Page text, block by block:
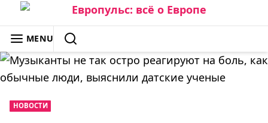
Skip
to
content
ЕВРОПУЛЬС: ВСЁ О ЕВРОПЕ
MENU
SEARCH
НОВОСТИ